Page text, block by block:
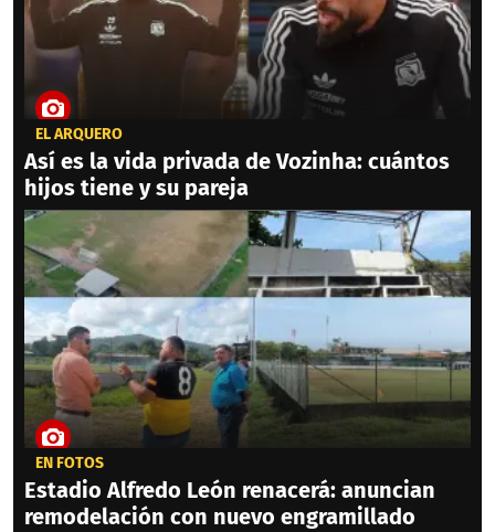
EL ARQUERO
Así es la vida privada de Vozinha: cuántos
hijos tiene y su pareja
EN FOTOS
Estadio Alfredo León renacerá: anuncian
remodelación con nuevo engramillado